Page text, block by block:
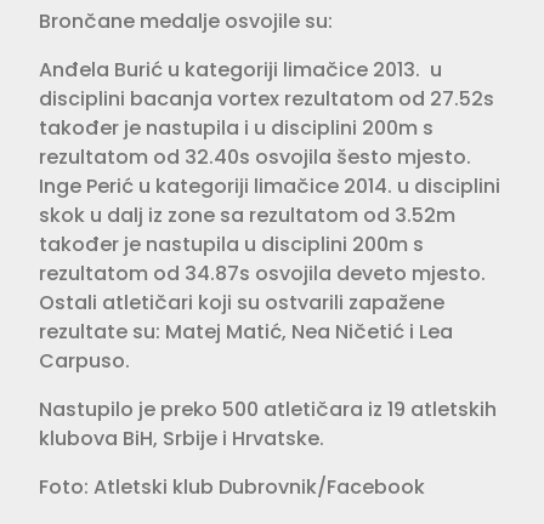
Brončane medalje osvojile su:
Anđela Burić u kategoriji limačice 2013. u
disciplini bacanja vortex rezultatom od 27.52s
također je nastupila i u disciplini 200m s
rezultatom od 32.40s osvojila šesto mjesto.
Inge Perić u kategoriji limačice 2014. u disciplini
skok u dalj iz zone sa rezultatom od 3.52m
također je nastupila u disciplini 200m s
rezultatom od 34.87s osvojila deveto mjesto.
Ostali atletičari koji su ostvarili zapažene
rezultate su: Matej Matić, Nea Ničetić i Lea
Carpuso.
Nastupilo je preko 500 atletičara iz 19 atletskih
klubova BiH, Srbije i Hrvatske.
Foto: Atletski klub Dubrovnik/Facebook